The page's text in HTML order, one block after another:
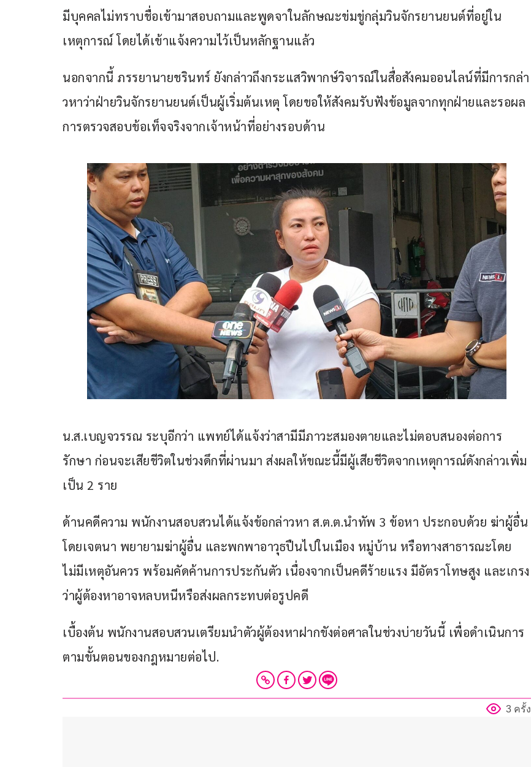
มีบุคคลไม่ทราบชื่อเข้ามาสอบถามและพูดจาในลักษณะข่มขู่กลุ่มวินจักรยานยนต์ที่อยู่ใน
เหตุการณ์ โดยได้เข้าแจ้งความไว้เป็นหลักฐานแล้ว
นอกจากนี้ ภรรยานายชรินทร์ ยังกล่าวถึงกระแสวิพากษ์วิจารณ์ในสื่อสังคมออนไลน์ที่มีการกล่า
วหาว่าฝ่ายวินจักรยานยนต์เป็นผู้เริ่มต้นเหตุ โดยขอให้สังคมรับฟังข้อมูลจากทุกฝ่ายและรอผล
การตรวจสอบข้อเท็จจริงจากเจ้าหน้าที่อย่างรอบด้าน
น.ส.เบญจวรรณ ระบุอีกว่า แพทย์ได้แจ้งว่าสามีมีภาวะสมองตายและไม่ตอบสนองต่อการ
รักษา ก่อนจะเสียชีวิตในช่วงดึกที่ผ่านมา ส่งผลให้ขณะนี้มีผู้เสียชีวิตจากเหตุการณ์ดังกล่าวเพิ่ม
เป็น 2 ราย
ด้านคดีความ พนักงานสอบสวนได้แจ้งข้อกล่าวหา ส.ต.ต.นำทัพ 3 ข้อหา ประกอบด้วย ฆ่าผู้อื่น
โดยเจตนา พยายามฆ่าผู้อื่น และพกพาอาวุธปืนไปในเมือง หมู่บ้าน หรือทางสาธารณะโดย
ไม่มีเหตุอันควร พร้อมคัดค้านการประกันตัว เนื่องจากเป็นคดีร้ายแรง มีอัตราโทษสูง และเกรง
ว่าผู้ต้องหาอาจหลบหนีหรือส่งผลกระทบต่อรูปคดี
เบื้องต้น พนักงานสอบสวนเตรียมนำตัวผู้ต้องหาฝากขังต่อศาลในช่วงบ่ายวันนี้ เพื่อดำเนินการ
ตามขั้นตอนของกฎหมายต่อไป.
3 ครั้ง